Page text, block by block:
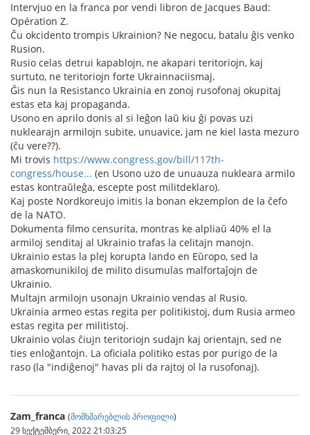
Intervjuo en la franca por vendi libron de Jacques Baud:
Opération Z.
Ĉu okcidento trompis Ukrainion? Ne negocu, batalu ĝis venko
Rusion.
Rusio celas detrui kapablojn, ne akapari teritoriojn, kaj
surtuto, ne teritoriojn forte Ukrainnaciismaj.
Ĝis nun la Resistanco Ukrainia en zonoj rusofonaj okupitaj
estas eta kaj propaganda.
Usono en aprilo donis al si leĝon laŭ kiu ĝi povas uzi
nuklearajn armilojn subite, unuavice, jam ne kiel lasta mezuro
(ĉu vere??).
Mi trovis https://www.congress.gov/bill/117th-
congress/house... (en Usono uzo de unuauza nukleara armilo
estas kontraŭleĝa, escepte post militdeklaro).
Kaj poste Nordkoreujo imitis la bonan ekzemplon de la ĉefo
de la NATO.
Dokumenta filmo censurita, montras ke alpliaŭ 40% el la
armiloj senditaj al Ukrainio trafas la celitajn manojn.
Ukrainio estas la plej korupta lando en Eŭropo, sed la
amaskomunikiloj de milito disumulas malfortaĵojn de
Ukrainio.
Multajn armilojn usonajn Ukrainio vendas al Rusio.
Ukrainia armeo estas regita per politikistoj, dum Rusia armeo
estas regita per militistoj.
Ukrainio volas ĉiujn teritoriojn sudajn kaj orientajn, sed ne
ties enloĝantojn. La oficiala politiko estas por purigo de la
raso (la "indiĝenoj" havas pli da rajtoj ol la rusofonaj).
Zam_franca (მომხმარებლის პროფილი)
29 სექტემბერი, 2022 21:03:25